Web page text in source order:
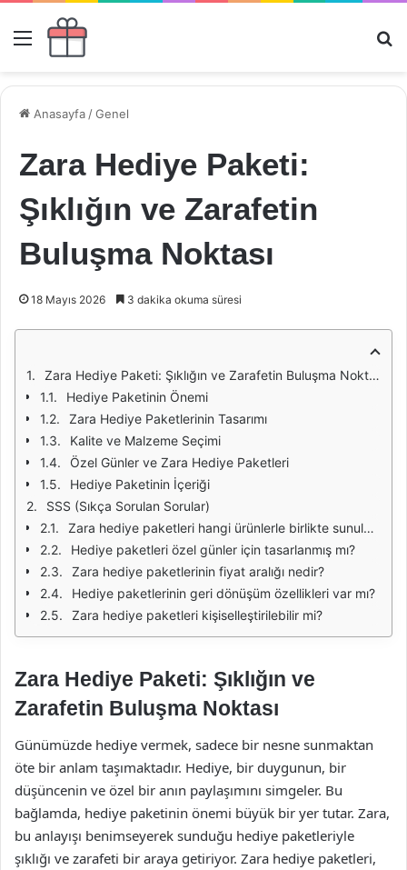
Menü
Anasayfa /Genel
Zara Hediye Paketi:
Şıklığın ve Zarafetin
Buluşma Noktası
18 Mayıs 2026 3 dakika okuma süresi
Zara Hediye Paketi: Şıklığın ve Zarafetin Buluşma Noktası
Hediye Paketinin Önemi
Zara Hediye Paketlerinin Tasarımı
Kalite ve Malzeme Seçimi
Özel Günler ve Zara Hediye Paketleri
Hediye Paketinin İçeriği
SSS (Sıkça Sorulan Sorular)
Zara hediye paketleri hangi ürünlerle birlikte sunuluyor?
Hediye paketleri özel günler için tasarlanmış mı?
Zara hediye paketlerinin fiyat aralığı nedir?
Hediye paketlerinin geri dönüşüm özellikleri var mı?
Zara hediye paketleri kişiselleştirilebilir mi?
Zara Hediye Paketi: Şıklığın ve
Zarafetin Buluşma Noktası
Günümüzde hediye vermek, sadece bir nesne sunmaktan
öte bir anlam taşımaktadır. Hediye, bir duygunun, bir
düşüncenin ve özel bir anın paylaşımını simgeler. Bu
bağlamda, hediye paketinin önemi büyük bir yer tutar. Zara,
bu anlayışı benimseyerek sunduğu hediye paketleriyle
şıklığı ve zarafeti bir araya getiriyor. Zara hediye paketleri,